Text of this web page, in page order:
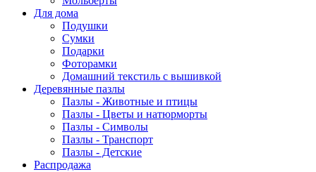
Для дома
Подушки
Сумки
Подарки
Фоторамки
Домашний текстиль с вышивкой
Деревянные пазлы
Пазлы - Животные и птицы
Пазлы - Цветы и натюрморты
Пазлы - Символы
Пазлы - Транспорт
Пазлы - Детские
Распродажа